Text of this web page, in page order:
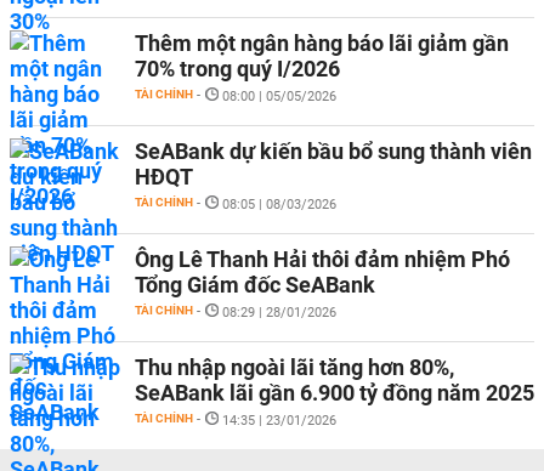
Thêm một ngân hàng báo lãi giảm gần
70% trong quý I/2026
TÀI CHÍNH - 08:00 | 05/05/2026
SeABank dự kiến bầu bổ sung thành viên
HĐQT
TÀI CHÍNH - 08:05 | 08/03/2026
Ông Lê Thanh Hải thôi đảm nhiệm Phó
Tổng Giám đốc SeABank
TÀI CHÍNH - 08:29 | 28/01/2026
Thu nhập ngoài lãi tăng hơn 80%,
SeABank lãi gần 6.900 tỷ đồng năm 2025
TÀI CHÍNH - 14:35 | 23/01/2026